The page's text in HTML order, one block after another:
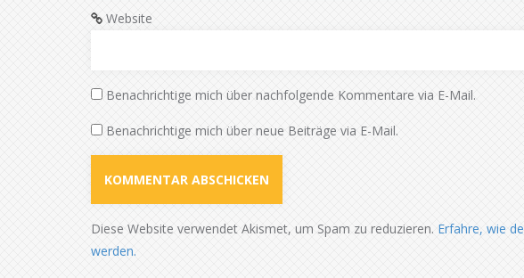
Website
Benachrichtige mich über nachfolgende Kommentare via E-Mail.
Benachrichtige mich über neue Beiträge via E-Mail.
Diese Website verwendet Akismet, um Spam zu reduzieren. Erfahre, wie
werden.